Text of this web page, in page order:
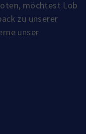
möchtest Lob
zu unserer
unser